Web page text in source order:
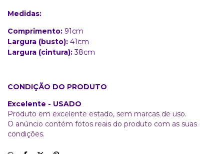
Medidas:
Comprimento: 91cm
Largura (busto): 41cm
Largura (cintura):38cm
CONDIÇÃO DO PRODUTO
Excelente - USADO
Produto em excelente estado, sem marcas de uso.
O anúncio contém fotos reais do produto com as suas
condições.